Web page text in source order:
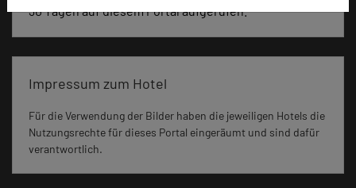
30 Tagen auf diesem Portal aufgerufen.
Impressum zum Hotel
Für die Verwendung der Bilder haben die jeweiligen Hotels die
Nutzungsrechte für dieses Portal eingeräumt und sind dafür
verantwortlich.